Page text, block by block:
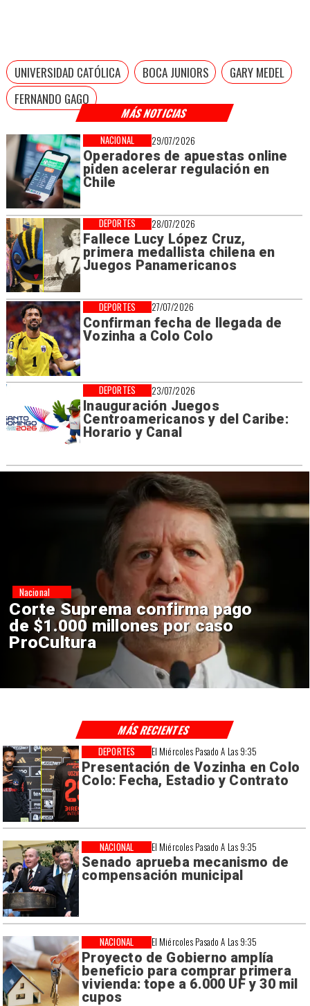
MÁS NOTICIAS
29/07/2026
Operadores de apuestas online
piden acelerar regulación en
Chile
NACIONAL
28/07/2026
Fallece Lucy López Cruz,
primera medallista chilena en
Juegos Panamericanos
DEPORTES
27/07/2026
Confirman fecha de llegada de
Vozinha a Colo Colo
DEPORTES
23/07/2026
Inauguración Juegos
Centroamericanos y del Caribe:
Horario y Canal
DEPORTES
UNIVERSIDAD CATÓLICA BOCA JUNIORS
GARY MEDEL
FERNANDO GAGO
Codelco suspende
construcción de Andes Norte
en El Teniente por riesgos
sísmicos
Nacional
El Miércoles Pasado A Las 9:35
Presentación de Vozinha en Colo
Colo: Fecha, Estadio y Contrato
DEPORTES
El Miércoles Pasado A Las 9:35
Senado aprueba mecanismo de
compensación municipal
NACIONAL
El Miércoles Pasado A Las 9:35
Proyecto de Gobierno amplía
beneficio para comprar primera
vivienda: tope a 6.000 UF y 30 mil
cupos
NACIONAL
MÁS RECIENTES